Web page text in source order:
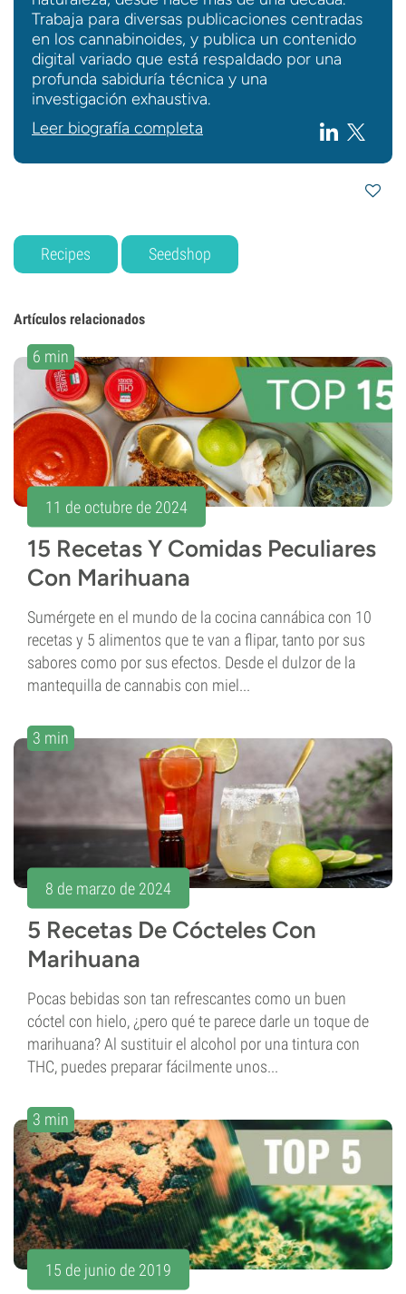
Trabaja para diversas publicaciones centradas
en los cannabinoides, y publica un contenido
digital variado que está respaldado por una
profunda sabiduría técnica y una
investigación exhaustiva.
Leer biografía completa
Recipes Seedshop
Artículos relacionados
6 min
11 de octubre de 2024
15 Recetas Y Comidas Peculiares
Con Marihuana
Sumérgete en el mundo de la cocina cannábica con 10
recetas y 5 alimentos que te van a flipar, tanto por sus
sabores como por sus efectos. Desde el dulzor de la
mantequilla de cannabis con miel...
3 min
8 de marzo de 2024
5 Recetas De Cócteles Con
Marihuana
Pocas bebidas son tan refrescantes como un buen
cóctel con hielo, ¿pero qué te parece darle un toque de
marihuana? Al sustituir el alcohol por una tintura con
THC, puedes preparar fácilmente unos...
3 min
15 de junio de 2019